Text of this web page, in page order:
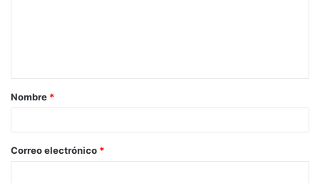
Nombre *
Correo electrónico *